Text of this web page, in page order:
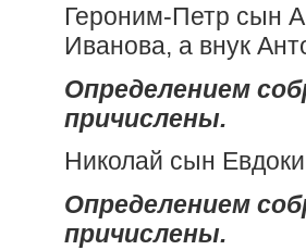
Героним-Петр сын
Иванова, а внук
Определением
причислены.
Николай сын
Определением
причислены.